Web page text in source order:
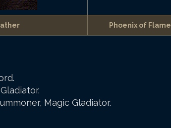
Phoenix of Flame
Magic Gladiator.